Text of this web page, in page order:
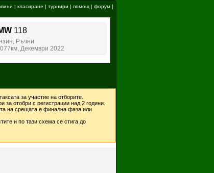
| класиране | турнири | помощ | форум |
за участие на отборите.
отобри с регистрации над 2 години.
на срещата е финална фаза или
и по тази схема се стига до